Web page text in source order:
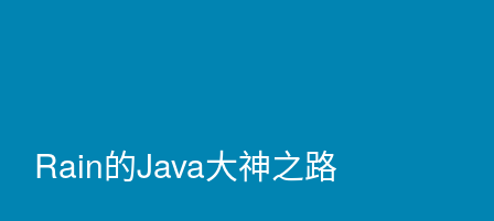
Rain的Java大神之路